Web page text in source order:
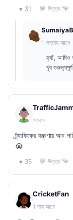
♥ 31 💬 উত্তর দিন
SumaiyaB
1 সপ্তাহ আগে
হ্যাঁ, আমিও
খুব
গতকাল
ট্র্যাফিকের যন্ত্রণায় আর
😭
♥ 35 💬 উত্তর দিন
CricketFan
1 মাস আগে